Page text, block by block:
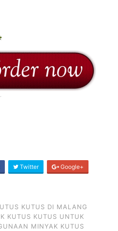
Twitter Google+
KUTUS DI MALANG
KUTUS KUTUS UNTUK
MINYAK KUTUS